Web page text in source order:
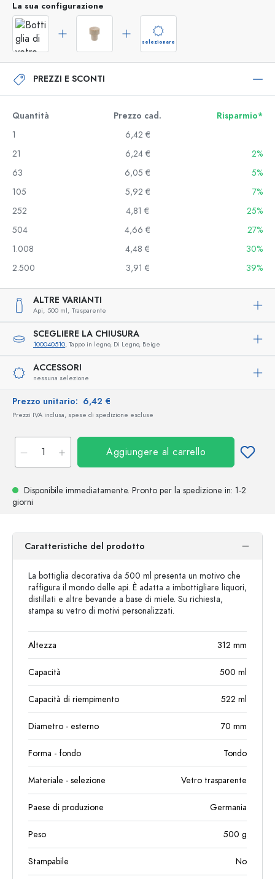
La sua configurazione
selezionare
PREZZI E SCONTI
Quantità Prezzo cad.
Risparmio*
1
6,42 €
21
6,24 €
2%
63
6,05 €
5%
105
5,92 €
7%
252
4,81 €
25%
504
4,66 €
27%
1.008
4,48 €
30%
2.500
3,91 € 39%
ALTRE VARIANTI
Api, 500 ml, Trasparente
SCEGLIERE LA CHIUSURA
100040510, Tappo in legno, Di Legno, Beige
ACCESSORI
nessuna selezione
Prezzo unitario: 6,42 €
Prezzi IVA inclusa, spese di spedizione escluse
Aggiungere al carrello
Disponibile immediatamente. Pronto per la spedizione in: 1-2
giorni
Caratteristiche del prodotto
La bottiglia decorativa da 500 ml presenta un motivo che
raffigura il mondo delle api. È adatta a imbottigliare liquori,
distillati e altre bevande a base di miele. Su richiesta,
stampa su vetro di motivi personalizzati.
Altezza 312 mm
Capacità 500 ml
Capacità di riempimento 522 ml
Diametro - esterno 70 mm
Forma - fondo Tondo
Materiale - selezione Vetro trasparente
Paese di produzione Germania
Peso 500 g
Stampabile No